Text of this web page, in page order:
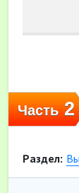
Часть2
Раздел: